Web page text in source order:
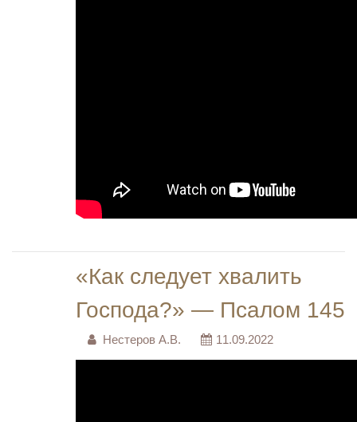
«Как следует хвалить
Господа?» — Псалом 145
Нестеров А.В. 11.09.2022